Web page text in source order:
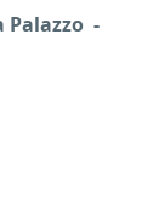
Palazzo -